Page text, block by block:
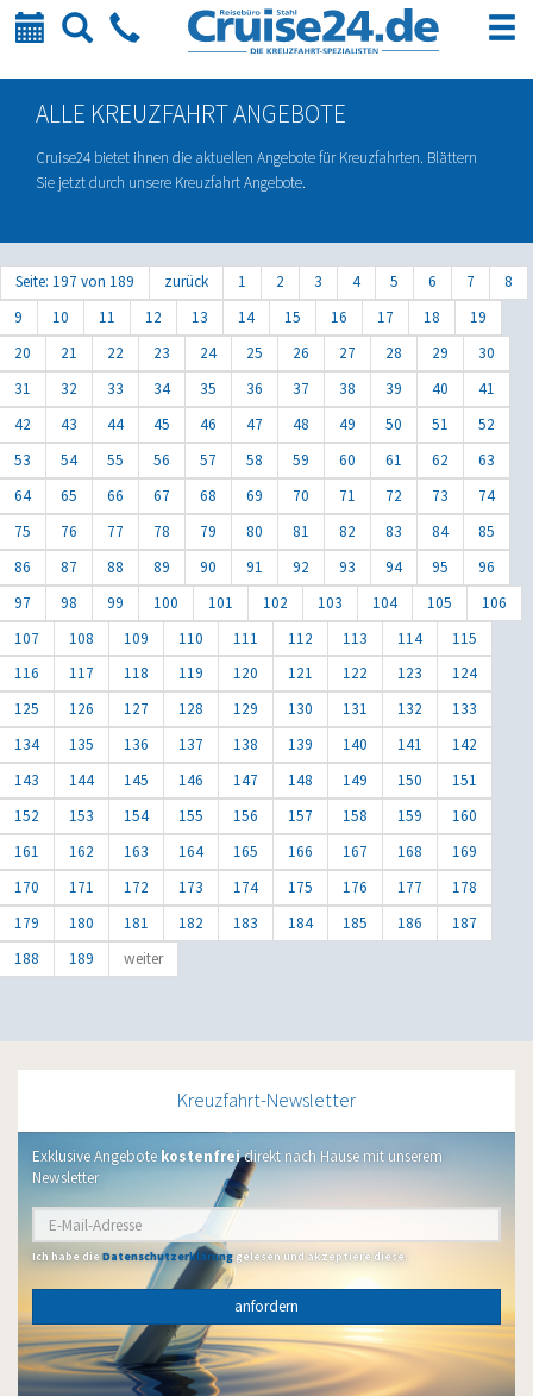
Kalender
SucheTelefon
ALLE KREUZFAHRT ANGEBOTE
Cruise24 bietet ihnen die aktuellen Angebote für Kreuzfahrten. Blättern
Sie jetzt durch unsere Kreuzfahrt Angebote.
Seite: 197 von 189 zurück 1 2 3 4 5 6 7
8
9
10 11 12 13 14 15 16 17 18
19
20
21 22 23 24 25 26 27 28 29
30
31
32 33 34 35 36 37 38 39 40
41
42
43 44 45 46 47 48 49 50 51
52
53
54 55 56 57 58 59 60 61 62
63
64
65 66 67 68 69 70 71 72 73
74
75
76 77 78 79 80 81 82 83 84
85
86
87 88 89 90 91 92 93 94 95
96
97
98 99 100 101 102 103 104 105
106
107
108 109 110 111 112 113 114
115
116
117 118 119 120 121 122 123
124
125
126 127 128 129 130 131 132
133
134
135 136 137 138 139 140 141
142
143
144 145 146 147 148 149 150
151
152
153 154 155 156 157 158 159
160
161
162 163 164 165 166 167 168
169
170
171 172 173 174 175 176 177
178
179
180 181 182 183 184 185 186
187
188
189 weiter
Kreuzfahrt-Newsletter
Exklusive Angebote kostenfreidirekt nach Hause mit unserem
Newsletter
Ich habe dieDatenschutzerklärung gelesen und akzeptiere diese.
anfordern